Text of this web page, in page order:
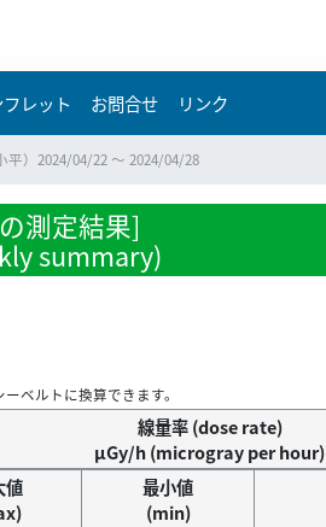
レット お問合せ リンク
平）2024/04/22 ～ 2024/04/28
測定結果]
summary)
ベルトに換算できます。
線量率 (dose rate)
μGy/h (microgray per hour)
値
最小値
(min)